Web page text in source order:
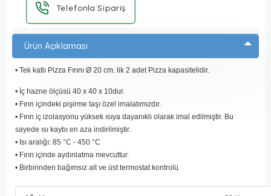
Telefonla Sipariş
Ürün Açıklaması
• Tek katlı Pizza Fırını Ø 20 cm. lik 2 adet Pizza kapasitelidir.
• İç hazne ölçüsü 40 x 40 x 10dur.
• Fırın içindeki pişirme taşı özel imalatımızdır.
• Fırın iç izolasyonu yüksek ısıya dayanıklı olarak imal edilmiştir. Bu
sayede ısı kaybı en aza indirilmiştir.
• Isı aralığı: 85 °C - 450 °C
• Fırın içinde aydınlatma mevcuttur.
• Birbirinden bağımsız alt ve üst termostat kontrolü